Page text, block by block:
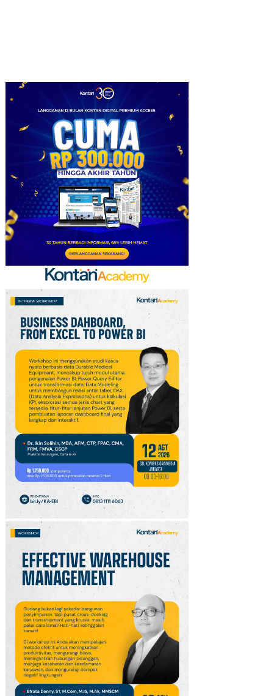
10
BRI MI Siap Meluncurkan
Reksadana ETF Emas
Syariah XDES pada 10
Agustus